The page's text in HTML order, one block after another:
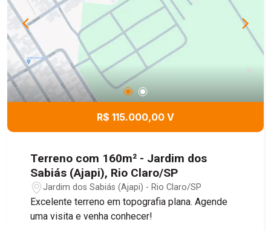
R$ 115.000,00 V
Terreno com 160m² - Jardim dos
Sabiás (Ajapi), Rio Claro/SP
Jardim dos Sabiás (Ajapi) - Rio Claro/SP
Excelente terreno em topografia plana. Agende
uma visita e venha conhecer!